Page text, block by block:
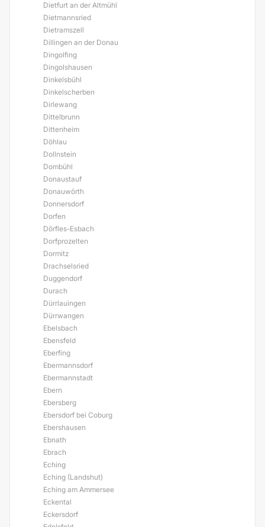
Dietfurt an der Altmühl
Dietmannsried
Dietramszell
Dillingen an der Donau
Dingolfing
Dingolshausen
Dinkelsbühl
Dinkelscherben
Dirlewang
Dittelbrunn
Dittenheim
Döhlau
Dollnstein
Dombühl
Donaustauf
Donauwörth
Donnersdorf
Dorfen
Dörfles-Esbach
Dorfprozelten
Dormitz
Drachselsried
Duggendorf
Durach
Dürrlauingen
Dürrwangen
Ebelsbach
Ebensfeld
Eberfing
Ebermannsdorf
Ebermannstadt
Ebern
Ebersberg
Ebersdorf bei Coburg
Ebershausen
Ebnath
Ebrach
Eching
Eching (Landshut)
Eching am Ammersee
Eckental
Eckersdorf